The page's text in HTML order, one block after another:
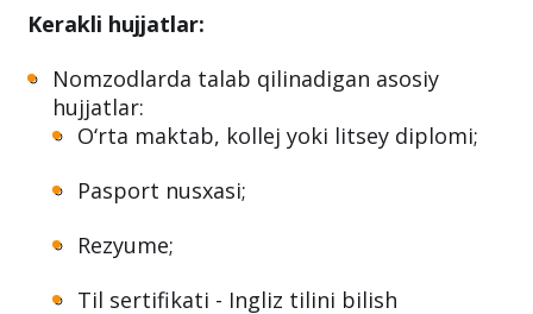
Kerakli hujjatlar:
Nomzodlarda talab qilinadigan asosiy
hujjatlar:
O‘rta maktab, kollej yoki litsey diplomi;
Pasport nusxasi;
Rezyume;
Til sertifikati - Ingliz tilini bilish